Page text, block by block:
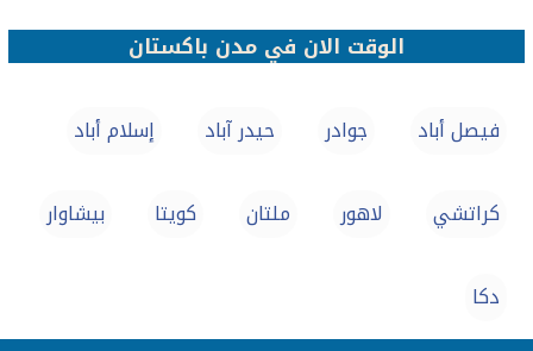
الوقت الان في مدن باكستان
فيصل أباد جوادر حيدر آباد إسلام أباد
كراتشي لاهور ملتان كويتا بيشاوار
دكا